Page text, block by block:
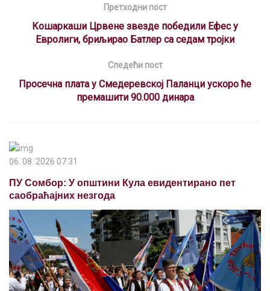
o
o
A
p
a
m
a
d
s
n
t
t
Претходни пост
Кошаркаши Црвене звезде победили Ефес у
Евролиги, бриљирао Батлер са седам тројки
Следећи пост
Просечна плата у Смедеревској Паланци ускоро ће
премашити 90.000 динара
06. 08. 2026 07:31
ПУ Сомбор: У општини Кула евидентирано пет
саобраћајних незгода